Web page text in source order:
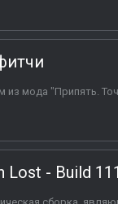
из мода "Припять.
Lost - Build